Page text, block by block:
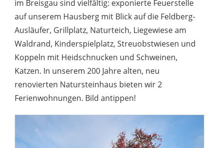
im Breisgau sind vielfältig: exponierte Feuerstelle
auf unserem Hausberg mit Blick auf die Feldberg-
Ausläufer, Grillplatz, Naturteich, Liegewiese am
Waldrand, Kinderspielplatz, Streuobstwiesen und
Koppeln mit Heidschnucken und Schweinen,
Katzen. In unserem 200 Jahre alten, neu
renovierten Natursteinhaus bieten wir 2
Ferienwohnungen. Bild antippen!